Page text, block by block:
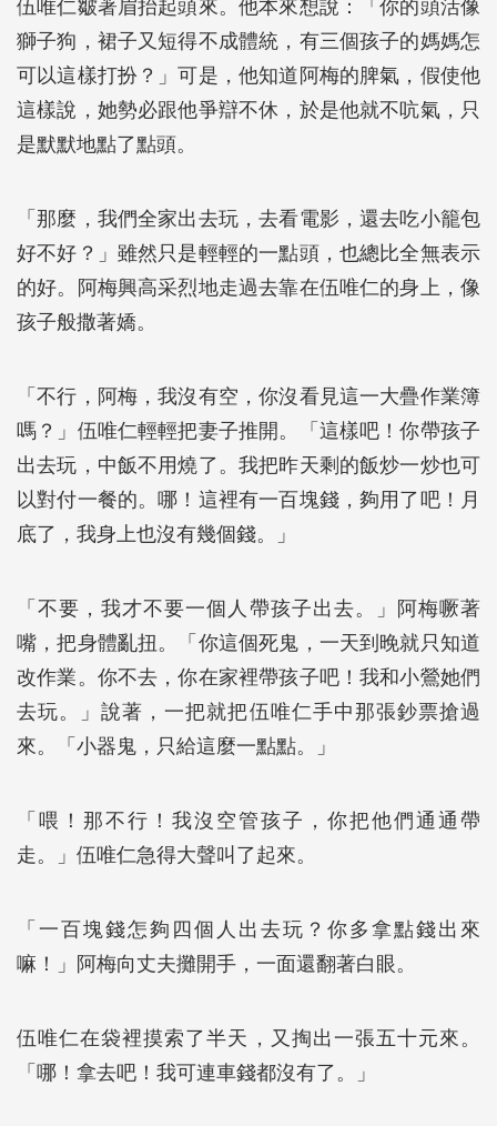
伍唯仁皺著眉抬起頭來。他本來想說：「你的頭活像
獅子狗，裙子又短得不成體統，有三個孩子的媽媽怎
可以這樣打扮？」可是，他知道阿梅的脾氣，假使他
這樣說，她勢必跟他爭辯不休，於是他就不吭氣，只
是默默地點了點頭。
「那麼，我們全家出去玩，去看電影，還去吃小籠包
好不好？」雖然只是輕輕的一點頭，也總比全無表示
的好。阿梅興高采烈地走過去靠在伍唯仁的身上，像
孩子般撒著嬌。
「不行，阿梅，我沒有空，你沒看見這一大疊作業簿
嗎？」伍唯仁輕輕把妻子推開。「這樣吧！你帶孩子
出去玩，中飯不用燒了。我把昨天剩的飯炒一炒也可
以對付一餐的。哪！這裡有一百塊錢，夠用了吧！月
底了，我身上也沒有幾個錢。」
「不要，我才不要一個人帶孩子出去。」阿梅噘著
嘴，把身體亂扭。「你這個死鬼，一天到晚就只知道
改作業。你不去，你在家裡帶孩子吧！我和小鶯她們
去玩。」說著，一把就把伍唯仁手中那張鈔票搶過
來。「小器鬼，只給這麼一點點。」
「喂！那不行！我沒空管孩子，你把他們通通帶
走。」伍唯仁急得大聲叫了起來。
「一百塊錢怎夠四個人出去玩？你多拿點錢出來
嘛！」阿梅向丈夫攤開手，一面還翻著白眼。
伍唯仁在袋裡摸索了半天，又掏出一張五十元來。
「哪！拿去吧！我可連車錢都沒有了。」